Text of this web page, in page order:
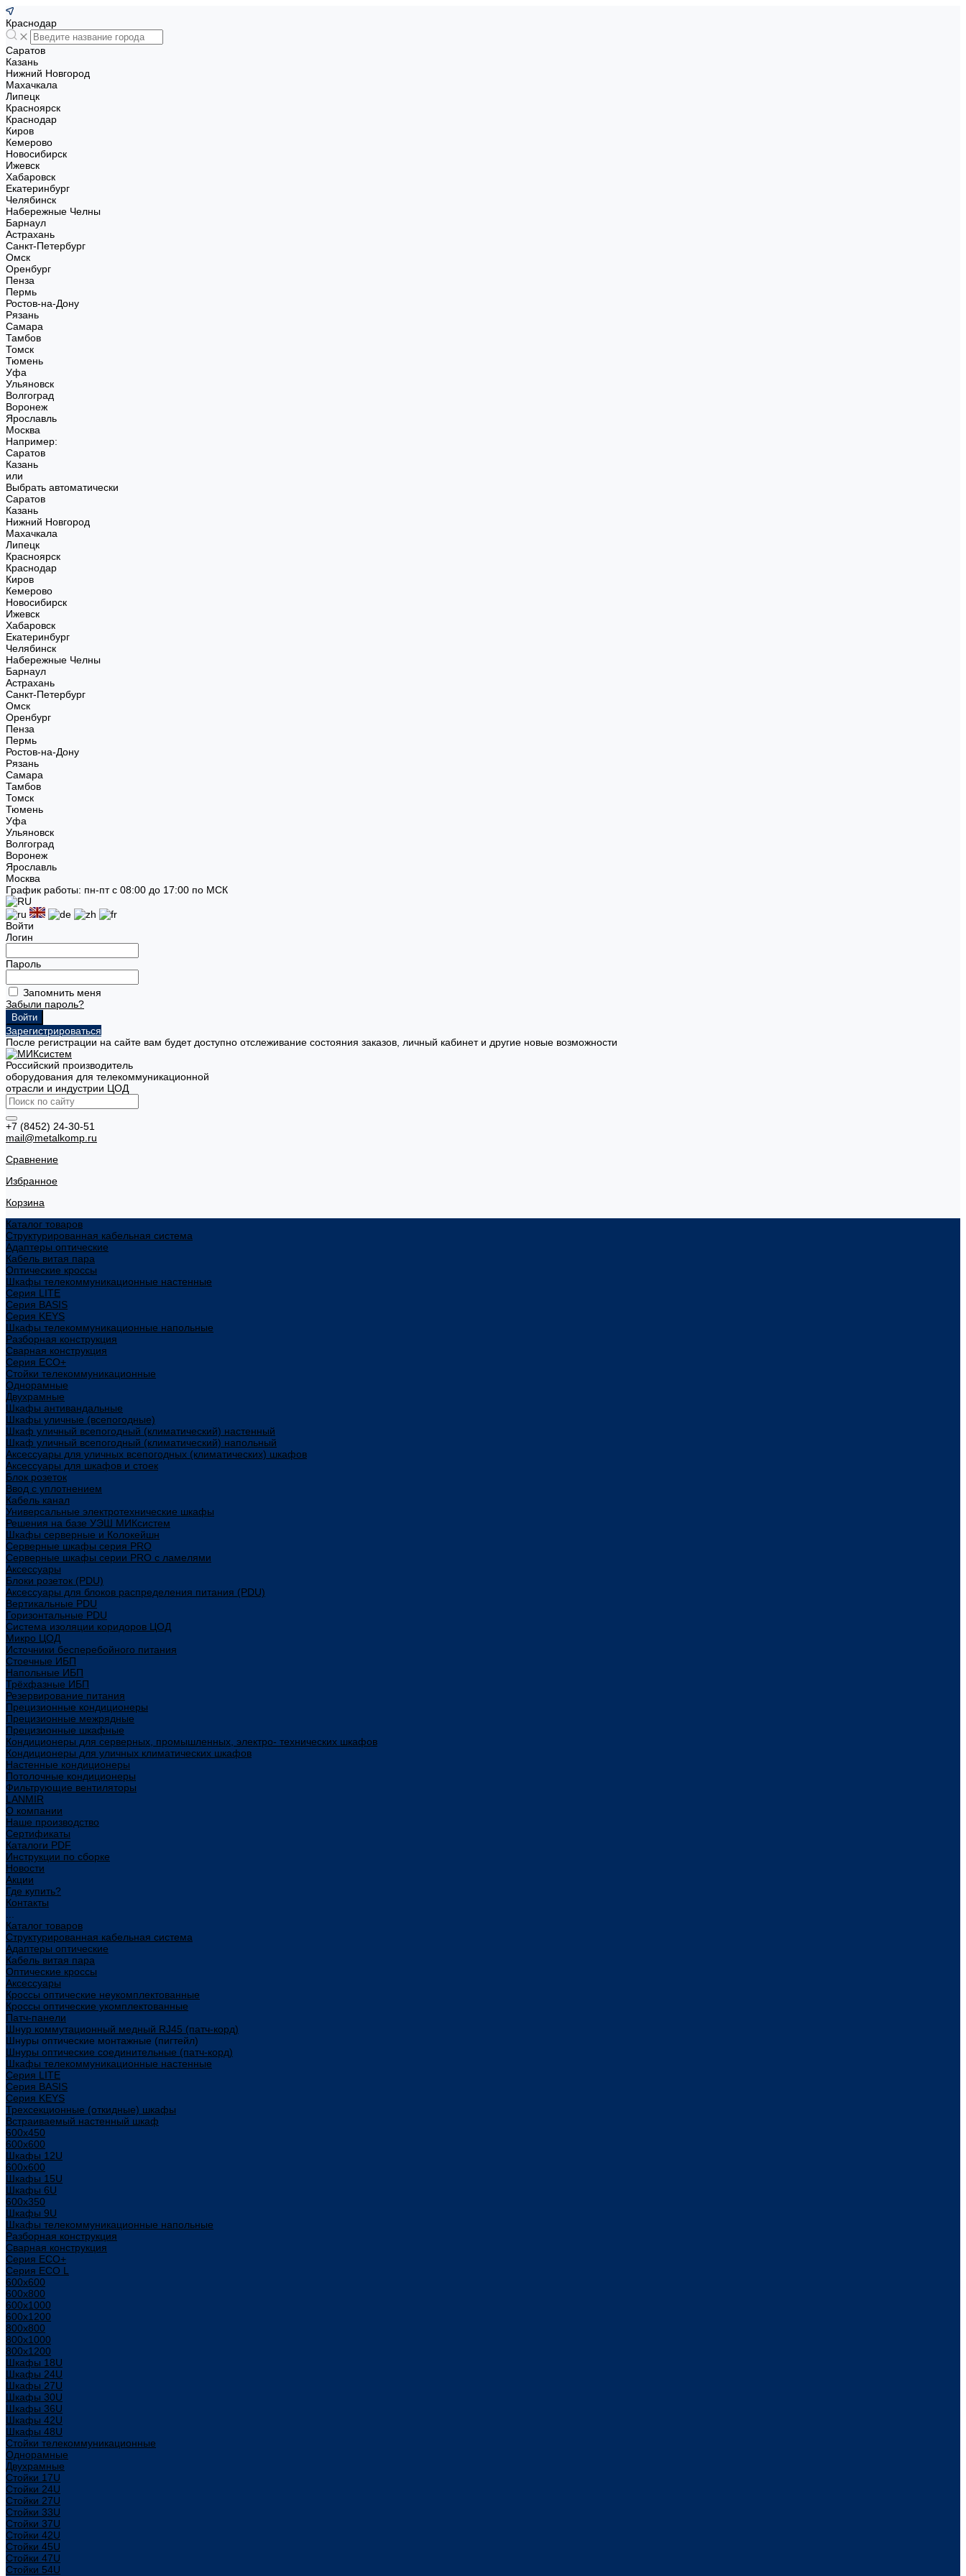
Краснодар
Саратов
Казань
Нижний Новгород
Махачкала
Липецк
Красноярск
Краснодар
Киров
Кемерово
Новосибирск
Ижевск
Хабаровск
Екатеринбург
Челябинск
Набережные Челны
Барнаул
Астрахань
Санкт-Петербург
Омск
Оренбург
Пенза
Пермь
Ростов-на-Дону
Рязань
Самара
Тамбов
Томск
Тюмень
Уфа
Ульяновск
Волгоград
Воронеж
Ярославль
Москва
Например:
Саратов
Казань
или
Выбрать автоматически
Саратов
Казань
Нижний Новгород
Махачкала
Липецк
Красноярск
Краснодар
Киров
Кемерово
Новосибирск
Ижевск
Хабаровск
Екатеринбург
Челябинск
Набережные Челны
Барнаул
Астрахань
Санкт-Петербург
Омск
Оренбург
Пенза
Пермь
Ростов-на-Дону
Рязань
Самара
Тамбов
Томск
Тюмень
Уфа
Ульяновск
Волгоград
Воронеж
Ярославль
Москва
График работы: пн-пт с 08:00 до 17:00 по МСК
Войти
Логин
Пароль
Запомнить меня
Забыли пароль?
Зарегистрироваться
После регистрации на сайте вам будет доступно отслеживание состояния заказов, личный кабинет и другие новые возможности
Российский производитель
оборудования для телекоммуникационной
отрасли и индустрии ЦОД
+7 (8452) 24-30-51
mail@metalkomp.ru
Сравнение
Избранное
Корзина
Каталог товаров
Структурированная кабельная система
Адаптеры оптические
Кабель витая пара
Оптические кроссы
Шкафы телекоммуникационные настенные
Cерия LITE
Cерия BASIS
Cерия KEYS
Шкафы телекоммуникационные напольные
Разборная конструкция
Сварная конструкция
Серия ECO+
Стойки телекоммуникационные
Однорамные
Двухрамные
Шкафы антивандальные
Шкафы уличные (всепогодные)
Шкаф уличный всепогодный (климатический) настенный
Шкаф уличный всепогодный (климатический) напольный
Аксессуары для уличных всепогодных (климатических) шкафов
Аксессуары для шкафов и стоек
Блок розеток
Ввод с уплотнением
Кабель канал
Универсальные электротехнические шкафы
Решения на базе УЭШ МИКсистем
Шкафы серверные и Колокейшн
Серверные шкафы серия PRO
Серверные шкафы серии PRO с ламелями
Аксессуары
Блоки розеток (PDU)
Аксессуары для блоков распределения питания (PDU)
Вертикальные PDU
Горизонтальные PDU
Система изоляции коридоров ЦОД
Микро ЦОД
Источники бесперебойного питания
Стоечные ИБП
Напольные ИБП
Трёхфазные ИБП
Резервирование питания
Прецизионные кондиционеры
Прецизионные межрядные
Прецизионные шкафные
Кондиционеры для серверных, промышленных, электро- технических шкафов
Кондиционеры для уличных климатических шкафов
Настенные кондиционеры
Потолочные кондиционеры
Фильтрующие вентиляторы
LANMIR
О компании
Наше производство
Сертификаты
Каталоги PDF
Инструкции по сборке
Новости
Акции
Где купить?
Контакты
Каталог товаров
Структурированная кабельная система
Адаптеры оптические
Кабель витая пара
Оптические кроссы
Аксессуары
Кроссы оптические неукомплектованные
Кроссы оптические укомплектованные
Патч-панели
Шнур коммутационный медный RJ45 (патч-корд)
Шнуры оптические монтажные (пигтейл)
Шнуры оптические соединительные (патч-корд)
Шкафы телекоммуникационные настенные
Cерия LITE
Cерия BASIS
Cерия KEYS
Трехсекционные (откидные) шкафы
Встраиваемый настенный шкаф
600x450
600x600
Шкафы 12U
600x600
Шкафы 15U
Шкафы 6U
600x350
Шкафы 9U
Шкафы телекоммуникационные напольные
Разборная конструкция
Сварная конструкция
Серия ECO+
Серия ECO L
600x600
600x800
600х1000
600х1200
800x800
800х1000
800х1200
Шкафы 18U
Шкафы 24U
Шкафы 27U
Шкафы 30U
Шкафы 36U
Шкафы 42U
Шкафы 48U
Стойки телекоммуникационные
Однорамные
Двухрамные
Стойки 17U
Стойки 24U
Стойки 27U
Стойки 33U
Стойки 37U
Стойки 42U
Стойки 45U
Стойки 47U
Стойки 54U